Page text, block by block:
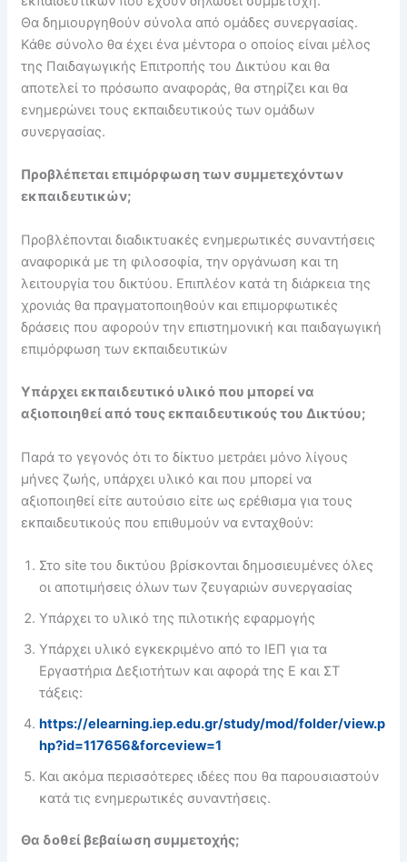
Θα δημιουργηθούν σύνολα από ομάδες συνεργασίας.
Κάθε σύνολο θα έχει ένα μέντορα ο οποίος είναι μέλος
της Παιδαγωγικής Επιτροπής του Δικτύου και θα
αποτελεί το πρόσωπο αναφοράς, θα στηρίζει και θα
ενημερώνει τους εκπαιδευτικούς των ομάδων
συνεργασίας.
Προβλέπεται επιμόρφωση των συμμετεχόντων
εκπαιδευτικών;
Προβλέπονται διαδικτυακές ενημερωτικές συναντήσεις
αναφορικά με τη φιλοσοφία, την οργάνωση και τη
λειτουργία του δικτύου. Επιπλέον κατά τη διάρκεια της
χρονιάς θα πραγματοποιηθούν και επιμορφωτικές
δράσεις που αφορούν την επιστημονική και παιδαγωγική
επιμόρφωση των εκπαιδευτικών
Υπάρχει εκπαιδευτικό υλικό που μπορεί να
αξιοποιηθεί από τους εκπαιδευτικούς του Δικτύου;
Παρά το γεγονός ότι το δίκτυο μετράει μόνο λίγους
μήνες ζωής, υπάρχει υλικό και που μπορεί να
αξιοποιηθεί είτε αυτούσιο είτε ως ερέθισμα για τους
εκπαιδευτικούς που επιθυμούν να ενταχθούν:
Στο site του δικτύου βρίσκονται δημοσιευμένες όλες
οι αποτιμήσεις όλων των ζευγαριών συνεργασίας
Υπάρχει το υλικό της πιλοτικής εφαρμογής
Υπάρχει υλικό εγκεκριμένο από το ΙΕΠ για τα
Εργαστήρια Δεξιοτήτων και αφορά της Ε και ΣΤ
τάξεις:
https://elearning.iep.edu.gr/study/mod/folder/view.p
hp?id=117656&forceview=1
Και ακόμα περισσότερες ιδέες που θα παρουσιαστούν
κατά τις ενημερωτικές συναντήσεις.
Θα δοθεί βεβαίωση συμμετοχής;